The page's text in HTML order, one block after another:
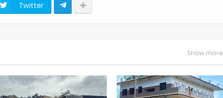
Twitter
Show more